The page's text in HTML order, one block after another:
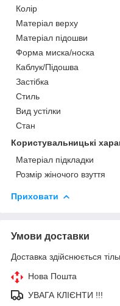
Колір
Матеріал верху
Матеріал підошви
Форма миска/носка
Каблук/Підошва
Застібка
Стиль
Вид устілки
Стан
Користувальницькі
Матеріал підкладки
Розмір жіночого взуття
Приховати
Умови доставки
Доставка здійснюється
Нова Пошта
УВАГА КЛІЄНТИ !!!